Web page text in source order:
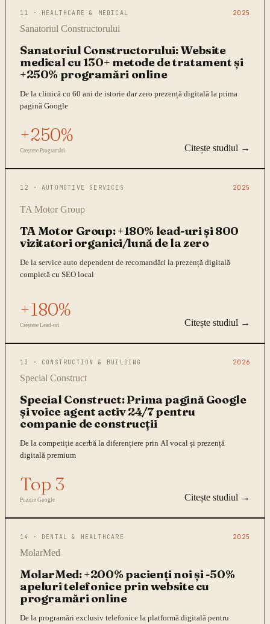
11 · HEALTHCARE & MEDICAL 2025
Sanatoriul Constructorului
Sanatoriul Constructorului: Website
medical cu 130+ metode de tratament și
+250% programări online
De la clinică cu 60 ani de istorie dar zero prezență digitală la prima
pagină Google
+250%
Creștere Programări Citește studiul →
12 ·AUTOMOTIVE SERVICES 2025
TA Motor Group
TA Motor Group: +180% lead-uri și 800
vizitatori organici/lună de la zero
De la service auto dependent de recomandări la prezență digitală
completă cu SEO local
+180%
Creștere Lead-uri Citește studiul →
13 · CONSTRUCTION & BUILDING 2026
Special Construct
Special Construct: Prima pagină Google
și voice agent activ 24/7 pentru
companie de construcții
De la competiție acerbă la diferențiere prin AI vocal și prezență
digitală premium
Top 3
Poziție Google Citește studiul →
14 · DENTAL & HEALTHCARE 2025
MolarMed
MolarMed: +200% pacienți noi și -50%
apeluri telefonice prin website cu
programări online
De la programări exclusiv telefonice la platformă digitală pentru